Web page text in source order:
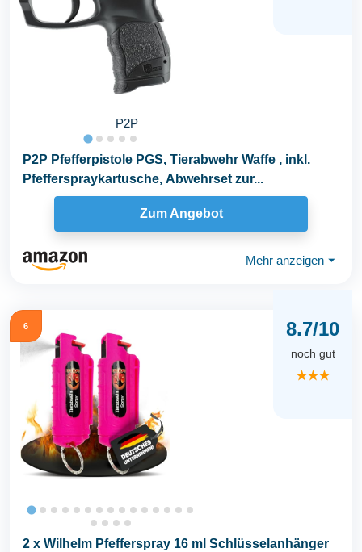
P2P
P2P Pfefferpistole PGS, Tierabwehr Waffe , inkl.
Pfefferspraykartusche, Abwehrset zur...
Zum Angebot
Mehr anzeigen ⏷
6 8.7/10
noch gut
★★★
2 x Wilhelm Pfefferspray 16 ml Schlüsselanhänger